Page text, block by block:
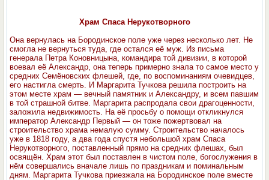
Храм Спаса Нерукотворного
Она вернулась на Бородинское поле уже через несколько лет. Не
смогла не вернуться туда, где остался её муж. Из письма
генерала Петра Коновницына, командира той дивизии, в которой
воевал её Александр, она теперь примерно знала то самое место у
средних Семёновских флешей, где, по воспоминаниям очевидцев,
его настигла смерть. И Маргарита Тучкова решила построить на
этом месте храм — вечный памятник и Александру, и всем павшим
в той страшной битве. Маргарита распродала свои драгоценности,
заложила недвижимость. На её просьбу о помощи откликнулся
император Александр Первый — он тоже пожертвовал на
строительство храма немалую сумму. Строительство началось
уже в 1818 году, а два года спустя небольшой храм Спаса
Нерукотворного, поставленный прямо на средних флешах, был
освящён. Храм этот был поставлен в чистом поле, богослужения в
нём совершались вначале лишь по праздникам и поминальным
дням. Маргарита Тучкова приезжала на Бородинское поле вместе